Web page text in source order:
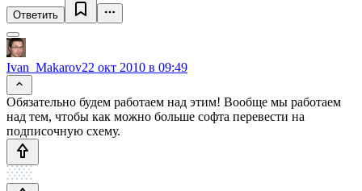
Ответить
Ivan_Makarov22 окт 2010 в 09:49
Обязательно будем работаем над этим! Вообще мы работаем
над тем, чтобы как можно больше софта перевести на
подписочную схему.